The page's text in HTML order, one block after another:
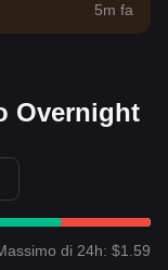
in5m fa
Overnight
di 24h: $1.59